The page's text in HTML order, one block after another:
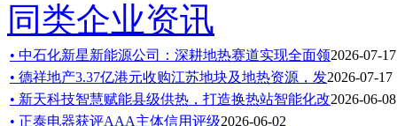
同类企业资讯
• 中石化新星新能源公司：深耕地热赛道实现全面领2026-07-17
• 德祥地产3.37亿港元收购江苏地块及地热资源，发2026-07-17
• 新天科技智慧赋能县级供热，打造换热站智能化改2026-06-08
• 正泰电器获评AAA主体信用评级2026-06-02